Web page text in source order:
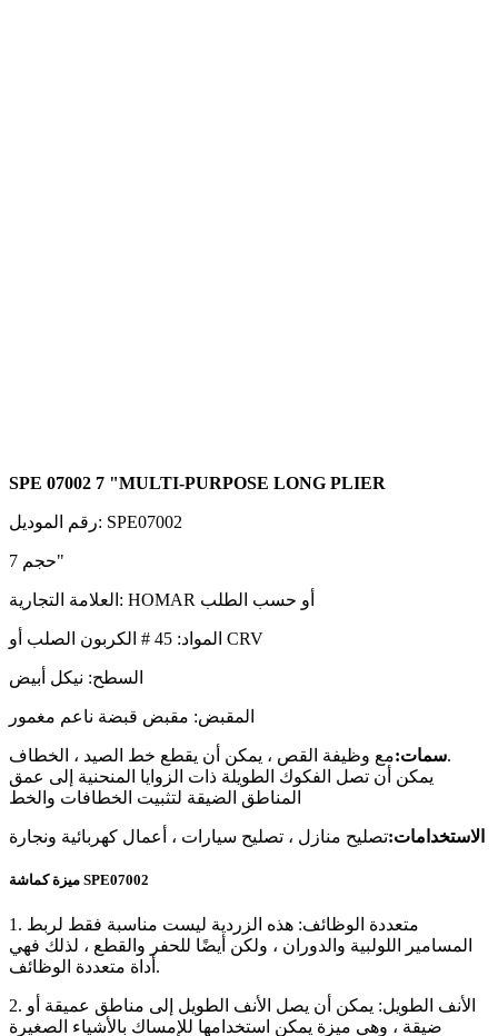
SPE 07002 7 "MULTI-PURPOSE LONG PLIER
رقم الموديل: SPE07002
حجم 7"
العلامة التجارية: HOMAR أو حسب الطلب
المواد: 45 # الكربون الصلب أو CRV
السطح: نيكل أبيض
المقبض: مقبض قبضة ناعم مغمور
سمات:مع وظيفة القص ، يمكن أن يقطع خط الصيد ، الخطاف.
يمكن أن تصل الفكوك الطويلة ذات الزوايا المنحنية إلى عمق
المناطق الضيقة لتثبيت الخطافات والخط
الاستخدامات:تصليح منازل ، تصليح سيارات ، أعمال كهربائية ونجارة
ميزة كماشة SPE07002
1. متعددة الوظائف: هذه الزردية ليست مناسبة فقط لربط
المسامير اللولبية والدوران ، ولكن أيضًا للحفر والقطع ، لذلك فهي
أداة متعددة الوظائف.
2. الأنف الطويل: يمكن أن يصل الأنف الطويل إلى مناطق عميقة أو
ضيقة ، وهي ميزة يمكن استخدامها للإمساك بالأشياء الصغيرة